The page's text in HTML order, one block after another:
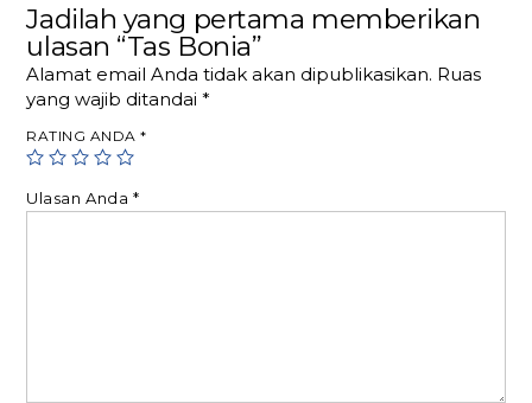
Jadilah yang pertama memberikan
ulasan “Tas Bonia”
Alamat email Anda tidak akan dipublikasikan. Ruas
yang wajib ditandai*
RATING ANDA*
Ulasan Anda *